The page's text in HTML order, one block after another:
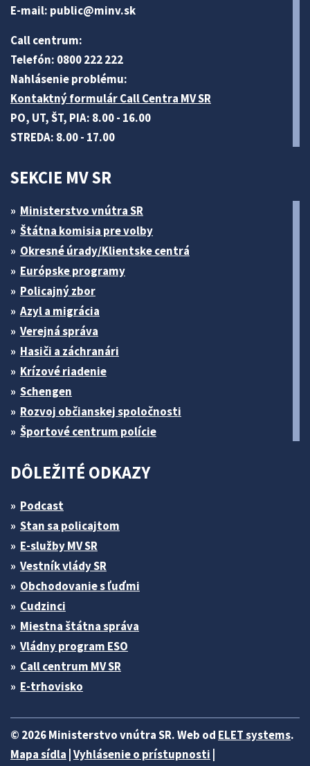
E-mail: public@minv.sk
Call centrum:
Telefón: 0800 222 222
Nahlásenie problému:
Kontaktný formulár Call Centra MV SR
PO, UT, ŠT, PIA: 8.00 - 16.00
STREDA: 8.00 - 17.00
SEKCIE MV SR
Ministerstvo vnútra SR
Štátna komisia pre volby
Okresné úrady/Klientske centrá
Európske programy
Policajný zbor
Azyl a migrácia
Verejná správa
Hasiči a záchranári
Krízové riadenie
Schengen
Rozvoj občianskej spoločnosti
Športové centrum polície
DÔLEŽITÉ ODKAZY
Podcast
Stan sa policajtom
E-služby MV SR
Vestník vlády SR
Obchodovanie s ľuďmi
Cudzinci
Miestna štátna správa
Vládny program ESO
Call centrum MV SR
E-trhovisko
© 2026 Ministerstvo vnútra SR. Web od ELET systems.
Mapa sídla Vyhlásenie o prístupnosti